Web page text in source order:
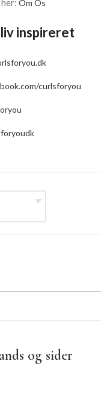
Om Os
inspireret
curlsforyou
og sider